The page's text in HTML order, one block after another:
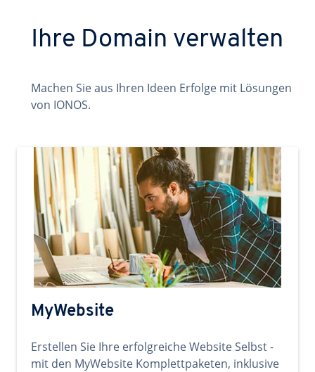
Ihre Domain verwalten
Machen Sie aus Ihren Ideen Erfolge mit Lösungen
von IONOS.
MyWebsite
Erstellen Sie Ihre erfolgreiche Website Selbst -
mit den MyWebsite Komplettpaketen, inklusive